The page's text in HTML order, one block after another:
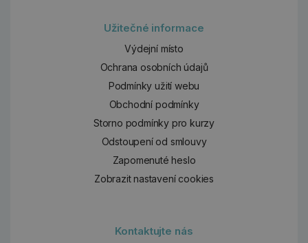
Užitečné informace
Výdejní místo
Ochrana osobních údajů
Podmínky užití webu
Obchodní podmínky
Storno podmínky pro kurzy
Odstoupení od smlouvy
Zapomenuté heslo
Zobrazit nastavení cookies
Kontaktujte nás